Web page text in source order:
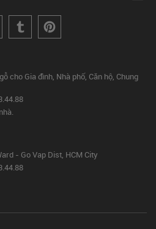
cho Gia đình, Nhà phố, Căn hộ, Chung
- Go Vap Dist, HCM City